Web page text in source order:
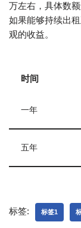
万左右，具体数
如果能够持续出
观的收益。
时间
一年
五年
标签: 标签1